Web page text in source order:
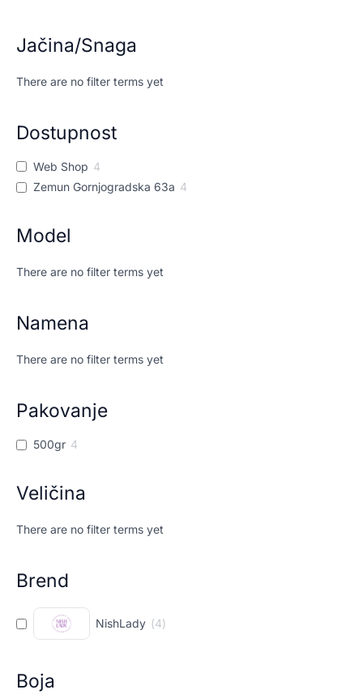
Jačina/Snaga
There are no filter terms yet
Dostupnost
Web Shop 4
Zemun Gornjogradska 63a 4
Model
There are no filter terms yet
Namena
There are no filter terms yet
Pakovanje
500gr 4
Veličina
There are no filter terms yet
Brend
NishLady (4)
Boja